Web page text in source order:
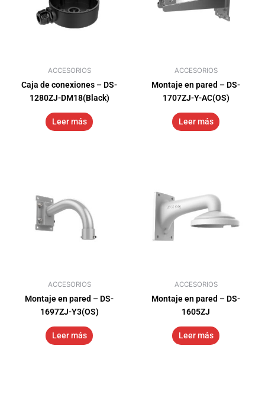
ACCESORIOS
Caja de conexiones – DS-
1280ZJ-DM18(Black)
Leer más
ACCESORIOS
Montaje en pared – DS-
1707ZJ-Y-AC(OS)
Leer más
ACCESORIOS
Montaje en pared – DS-
1697ZJ-Y3(OS)
Leer más
ACCESORIOS
Montaje en pared – DS-
1605ZJ
Leer más